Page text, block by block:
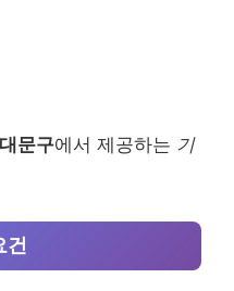
문구에서 제공하는 기
건